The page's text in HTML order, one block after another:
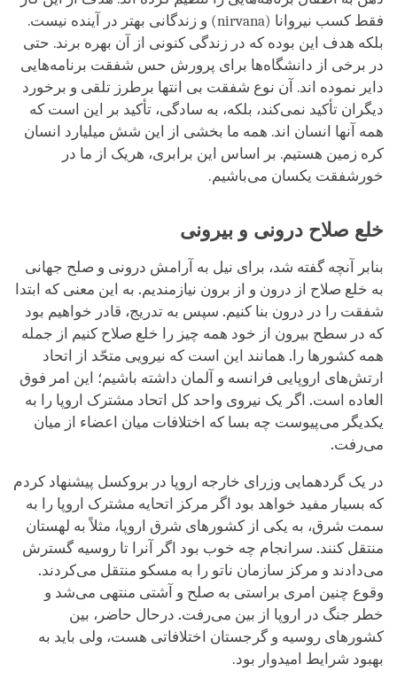
فقط کسب نیروانا (nirvana) و زندگانی بهتر در آینده نیست.
بلکه هدف این بوده که در زندگی کنونی از آن بهره برند. حتی
در برخی از دانشگاه‌ها برای پرورش حس شفقت برنامه‌هایی
دایر نموده اند. آن نوع شفقت بی انتها برطرز تلقی و برخورد
دیگران تأکید نمی‌کند، بلکه، به سادگی، تأکید بر این است که
همه آنها انسان اند. همه ما بخشی از این شش میلیارد انسان
کره زمین هستیم. بر اساس این برابری، هریک از ما در
خورشفقت یکسان می‌باشیم.
خلع صلاح درونی و بیرونی
بنابر آنچه گفته شد، برای نیل به آرامش درونی و صلح جهانی
به خلع صلاح از درون و از برون نیازمندیم. به این معنی که ابتدا
شفقت را در درون بنا کنیم. سپس به تدریج، قادر خواهیم بود
که در سطح بیرون از خود همه چیز را خلع صلاح کنیم از جمله
همه کشورها را . همانند این است که نیرویی متحّد از اتحاد
ارتش‌های اروپایی فرانسه و آلمان داشته باشیم؛ این امر فوق
العاده است. اگر یک نیروی واحد کل اتحاد مشترک اروپا را به
یکدیگر می‌پیوست چه بسا که اختلافات میان اعضاء از میان
می‌رفت.
در یک گردهمایی وزرای خارجه اروپا در بروکسل پیشنهاد کردم
که بسیار مفید خواهد بود اگر مرکز اتحایه مشترک اروپا را به
سمت شرق، به یکی از کشورهای شرق اروپا، مثلاً به لهستان
منتقل کنند. سرانجام چه خوب بود اگر آنرا تا روسیه گسترش
می‌دادند و مرکز سازمان ناتو را به مسکو منتقل می‌کردند.
وقوع چنین امری براستی به صلح و آشتی منتهی می‌شد و
خطر جنگ در اروپا از بین می‌رفت. درحال حاضر، بین
کشورهای روسیه و گرجستان اختلافاتی هست، ولی باید به
بهبود شرایط امیدوار بود.